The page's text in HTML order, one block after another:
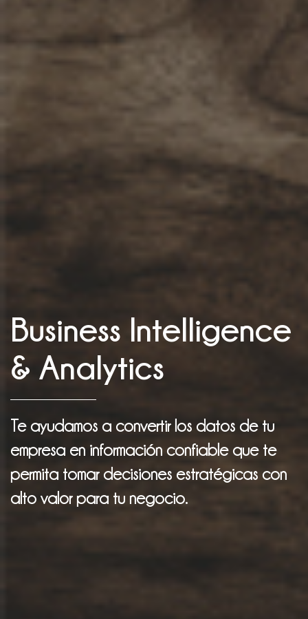
Business Intelligence
& Analytics
Te ayudamos a convertir los datos de tu
empresa en información confiable que te
permita tomar decisiones estratégicas con
alto valor para tu negocio.